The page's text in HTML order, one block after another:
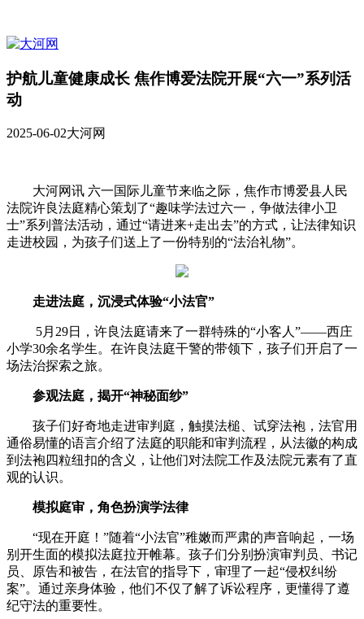
护航儿童健康成长 焦作博爱法院开展“六一”系列活
动
2025-06-02大河网
大河网讯 六一国际儿童节来临之际，焦作市博爱县人民
法院许良法庭精心策划了“趣味学法过六一，争做法律小卫
士”系列普法活动，通过“请进来+走出去”的方式，让法律知识
走进校园，为孩子们送上了一份特别的“法治礼物”。
走进法庭，沉浸式体验“小法官”
5月29日，许良法庭请来了一群特殊的“小客人”——西庄
小学30余名学生。在许良法庭干警的带领下，孩子们开启了一
场法治探索之旅。
参观法庭，揭开“神秘面纱”
孩子们好奇地走进审判庭，触摸法槌、试穿法袍，法官用
通俗易懂的语言介绍了法庭的职能和审判流程，从法徽的构成
到法袍四粒纽扣的含义，让他们对法院工作及法院元素有了直
观的认识。
模拟庭审，角色扮演学法律
“现在开庭！”随着“小法官”稚嫩而严肃的声音响起，一场
别开生面的模拟法庭拉开帷幕。孩子们分别扮演审判员、书记
员、原告和被告，在法官的指导下，审理了一起“侵权纠纷
案”。通过亲身体验，他们不仅了解了诉讼程序，更懂得了遵
纪守法的重要性。